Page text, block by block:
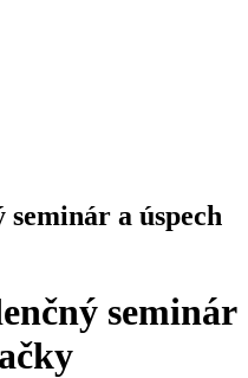
seminár a úspech
seminár